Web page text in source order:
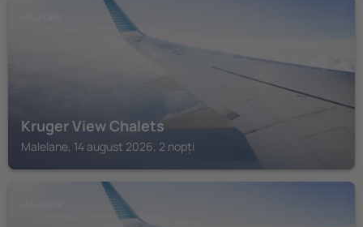
Kruger View Chalets
Malelane, 14 august 2026, 2 nopți